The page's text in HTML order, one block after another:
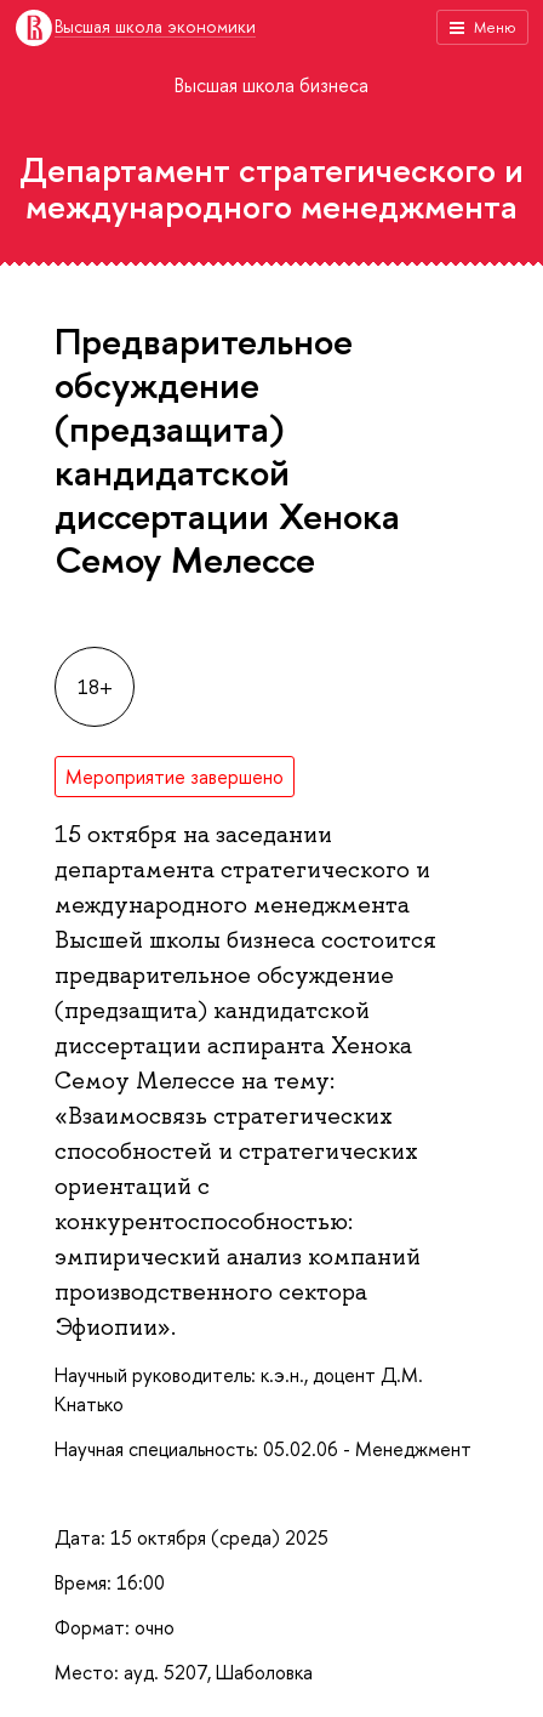
Меню
Высшая школа экономики
Высшая школа бизнеса
Департамент стратегического и
международного менеджмента
Предварительное
обсуждение
(предзащита)
кандидатской
диссертации Хенока
Семоу Мелессе
18+
Мероприятие завершено
15 октября на заседании
департамента стратегического и
международного менеджмента
Высшей школы бизнеса состоится
предварительное обсуждение
(предзащита) кандидатской
диссертации аспиранта Хенока
Семоу Мелессе на тему:
«Взаимосвязь стратегических
способностей и стратегических
ориентаций с
конкурентоспособностью:
эмпирический анализ компаний
производственного сектора
Эфиопии».
Научный руководитель: к.э.н., доцент Д.М.
Кнатько
Научная специальность: 05.02.06 - Менеджмент
Дата: 15 октября (среда) 2025
Время: 16:00
Формат: очно
Место: ауд. 5207, Шаболовка